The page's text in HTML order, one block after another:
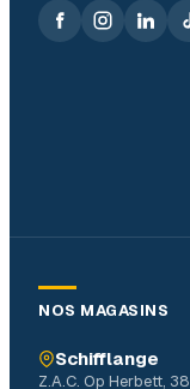
NOS MAGASINS
Schifflange
Z.A.C. Op Herbett,